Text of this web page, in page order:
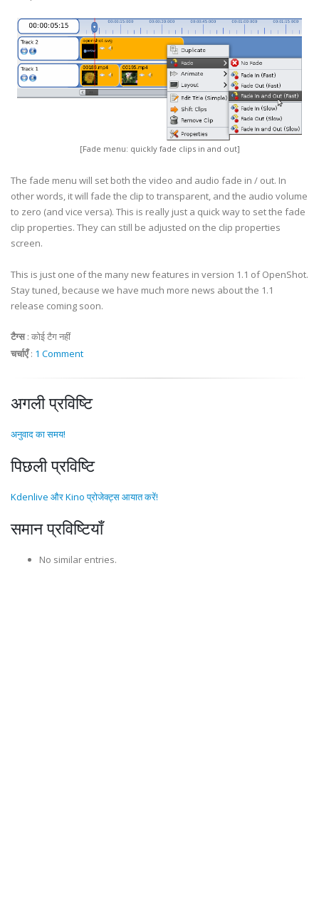
[Fade menu: quickly fade clips in and out]
The fade menu will set both the video and audio fade in / out. In
other words, it will fade the clip to transparent, and the audio volume
to zero (and vice versa). This is really just a quick way to set the fade
clip properties. They can still be adjusted on the clip properties
screen.
This is just one of the many new features in version 1.1 of OpenShot.
Stay tuned, because we have much more news about the 1.1
release coming soon.
टैग्स: कोई टैग नहीं
चर्चाएँ: 1 Comment
अगली प्रविष्टि
अनुवाद का समय!
पिछली प्रविष्टि
Kdenlive और Kino प्रोजेक्ट्स आयात करें!
समान प्रविष्टियाँ
No similar entries.